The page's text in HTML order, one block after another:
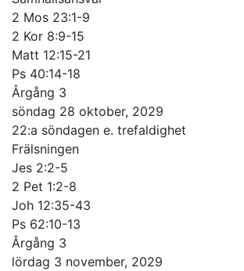
2 Mos 23:1-9
2 Kor 8:9-15
Matt 12:15-21
Ps 40:14-18
Årgång 3
söndag 28 oktober, 2029
22:a söndagen e. trefaldighet
Frälsningen
Jes 2:2-5
2 Pet 1:2-8
Joh 12:35-43
Ps 62:10-13
Årgång 3
lördag 3 november, 2029